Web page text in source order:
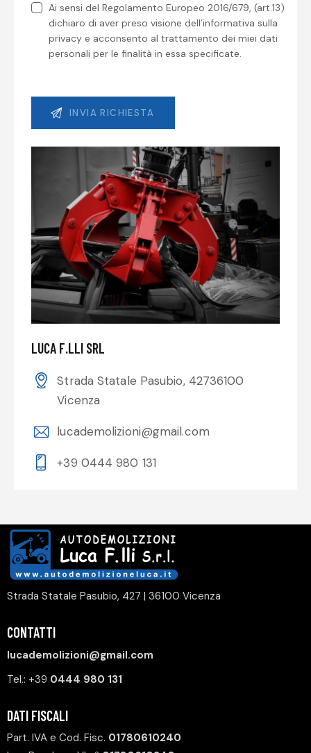
Ai sensi del Regolamento Europeo 2016/679, (art.13)
dichiaro di aver preso visione dell’informativa sulla
privacy e acconsento al trattamento dei miei dati
personali per le finalità in essa specificate.
LUCA F.LLI SRL
Strada Statale Pasubio, 42736100
Vicenza
lucademolizioni@gmail.com
+39 0444 980 131
Strada Statale Pasubio, 427 | 36100 Vicenza
CONTATTI
lucademolizioni@gmail.com
Tel.: +39 0444 980 131
DATI FISCALI
Part. IVA e Cod. Fisc. 01780610240